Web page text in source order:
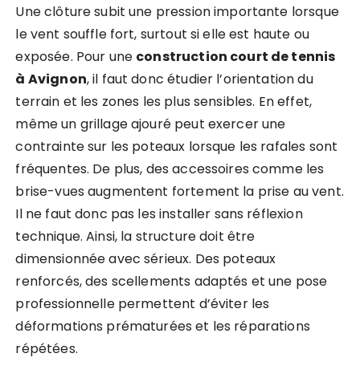
Une clôture subit une pression importante lorsque
le vent souffle fort, surtout si elle est haute ou
exposée. Pour une construction court de tennis
à Avignon, il faut donc étudier l’orientation du
terrain et les zones les plus sensibles. En effet,
même un grillage ajouré peut exercer une
contrainte sur les poteaux lorsque les rafales sont
fréquentes. De plus, des accessoires comme les
brise-vues augmentent fortement la prise au vent.
Il ne faut donc pas les installer sans réflexion
technique. Ainsi, la structure doit être
dimensionnée avec sérieux. Des poteaux
renforcés, des scellements adaptés et une pose
professionnelle permettent d’éviter les
déformations prématurées et les réparations
répétées.